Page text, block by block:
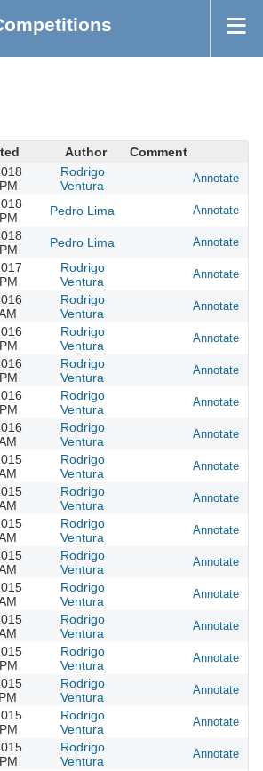
Author
Comment
Rodrigo
Ventura
Annotate
Pedro Lima Annotate
Pedro Lima Annotate
Rodrigo
Ventura
Annotate
Rodrigo
Ventura
Annotate
Rodrigo
Ventura
Annotate
Rodrigo
Ventura
Annotate
Rodrigo
Ventura
Annotate
Rodrigo
Ventura
Annotate
Rodrigo
Ventura
Annotate
Rodrigo
Ventura
Annotate
Rodrigo
Ventura
Annotate
Rodrigo
Ventura
Annotate
Rodrigo
Ventura
Annotate
Rodrigo
Ventura
Annotate
Rodrigo
Ventura
Annotate
Rodrigo
Ventura
Annotate
Rodrigo
Ventura
Annotate
Rodrigo
Ventura
Annotate